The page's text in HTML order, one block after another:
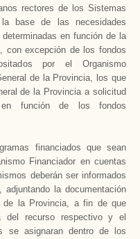
rectores de los Sistemas
base de las necesidades
en función de la
con excepción de los fondos
por el Organismo
de la Provincia, los que
de la Provincia a solicitud
función de los fondos
financiados que sean
Financiador en cuentas
deberán ser informados
la documentación
de la Provincia, a fin de que
del recurso respectivo y el
se asignaran dentro de los